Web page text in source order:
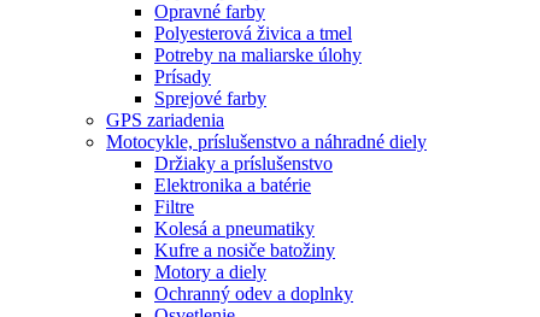
Opravné farby
Polyesterová živica a tmel
Potreby na maliarske úlohy
Prísady
Sprejové farby
GPS zariadenia
Motocykle, príslušenstvo a náhradné diely
Držiaky a príslušenstvo
Elektronika a batérie
Filtre
Kolesá a pneumatiky
Kufre a nosiče batožiny
Motory a diely
Ochranný odev a doplnky